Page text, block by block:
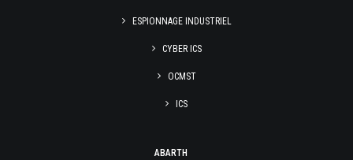
ESPIONNAGE INDUSTRIEL
CYBER ICS
OCMST
ICS
ABARTH